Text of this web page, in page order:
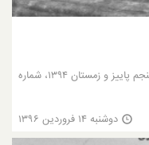
سال پنجم پاییز و زمستان ۱۳۹۴، شماره
دوشنبه ۱۴ فروردین ۱۳۹۶